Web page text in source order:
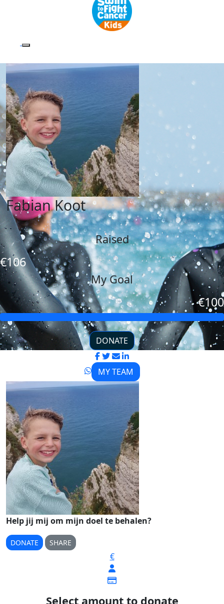
Fabian Koot
Raised
€106
My Goal
€100
DONATE
MY TEAM
Help jij mij om mijn doel te behalen?
DONATE SHARE
€
Select amount to donate